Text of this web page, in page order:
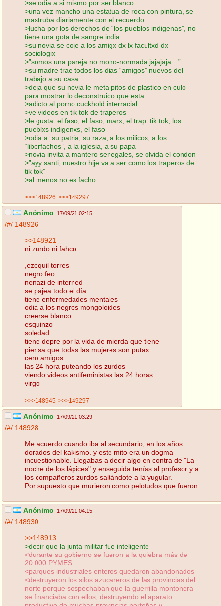
>se odia a si mismo por ser blanco
>una vez mancho una estatua de roca con pintura, se
mastruba diariamente con el recuerdo
>lucha por los derechos de “los pueblos indigenas”, no
tiene una gota de sangre india
>su novia se coje a los amigx dx lx facultxd dx
sociologix
>”somos una pareja no mono-normada jajajaja…”
>su madre trae todos los dias “amigos” nuevos del
trabajo a su casa
>deja que su novia le meta pitos de plastico en culo
para mostrar lo deconstruido que esta
>adicto al porno cuckhold interracial
>ve videos en tik tok de traperos
>le gusta: el faso, el faso, marx, el trap, tik tok, los
pueblxs indigenxs, el faso
>odia a: su patria, su raza, a los milicos, a los
“liberfachos”, a la iglesia, a su papa
>novia invita a mantero senegales, se olvida el condon
>”ayy santi, nuestro hije va a ser como los traperos de
tik tok”
>al menos no es facho
>>>148926 >>>149297
Anónimo 17/09/21 02:15
/#/ 148926
>>148921
ni zurdo ni fahco
,ezequil torres
negro feo
nenazi de interned
se pajea todo el día
tiene enfermedades mentales
odia a los negros mongoloides
creerse blanco
esquinzo
soledad
tiene depre por la vida de mierda que tiene
piensa que todas las mujeres son putas
cero amigos
las 24 hora puteando los zurdos
viendo videos antifeministas las 24 horas
virgo
>>>148945 >>>149297
Anónimo 17/09/21 03:29
/#/ 148928
Me acuerdo cuando iba al secundario, en los años
dorados del kakismo, y este mito era un dogma
incuestionable. Llegabas a decir algo en contra de "La
noche de los lápices" y enseguida tenías al profesor y a
los compañeros zurdos saltándote a la yugular.
Por supuesto que murieron como pelotudos que fueron.
Anónimo 17/09/21 04:15
/#/ 148930
>>148913
>decir que la junta militar fue inteligente
<durante su gobierno se fueron a la quiebra más de
20.000 PYMES
<parques industriales enteros quedaron abandonados
<destruyeron los silos azucareros de las provincias del
norte porque sospechaban que la guerrilla montonera
se financiaba con ellos, destruyendo el aparato